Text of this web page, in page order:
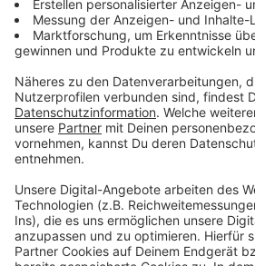
gemeinsamen Essen ins
Anzeige
Weitere Infos und Links zum
Anzeige
Bundesministerium für Digitales
Digitalminister der G7 treffen